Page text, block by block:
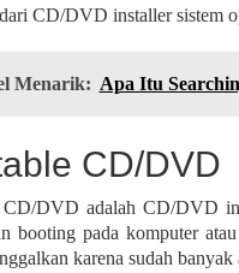
CD/DVD installer sistem
Menarik: Apa Itu
CD/DVD
DVD adalah CD/DVD
booting pada komputer
karena sudah